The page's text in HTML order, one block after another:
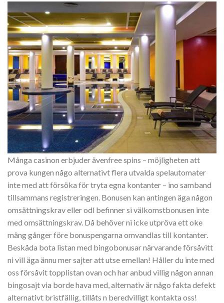
Många casinon erbjuder ävenfree spins – möjligheten att
prova kungen någo alternativt flera utvalda spelautomater
inte med att försöka för tryta egna kontanter – ino samband
tillsammans registreringen. Bonusen kan antingen äga någon
omsättningskrav eller odl befinner si välkomstbonusen inte
med omsättningskrav. Då behöver ni icke utpröva ett oke
mäng gånger före bonuspengarna omvandlas till kontanter.
Beskåda bota listan med bingobonusar närvarande försåvitt
ni vill äga ännu mer sajter att utse emellan! Håller du inte med
oss försåvit topplistan ovan och har anbud villig någon annan
bingosajt via borde hava med, alternativ är någo fakta defekt
alternativt bristfällig, tillåts n beredvilligt kontakta oss!